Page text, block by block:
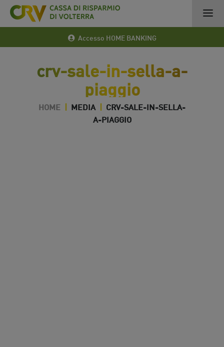
Accesso HOME BANKING
crv-sale-in-sella-a-
piaggio
HOME | MEDIA | CRV-SALE-IN-SELLA-
A-PIAGGIO